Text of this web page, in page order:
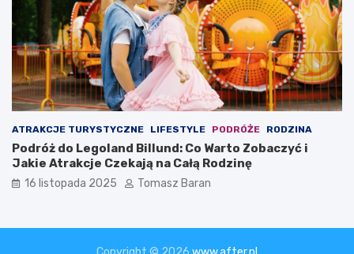
ATRAKCJE TURYSTYCZNE LIFESTYLE PODRÓŻE RODZINA
Podróż do Legoland Billund: Co Warto Zobaczyć i
Jakie Atrakcje Czekają na Całą Rodzinę
16 listopada 2025 Tomasz Baran